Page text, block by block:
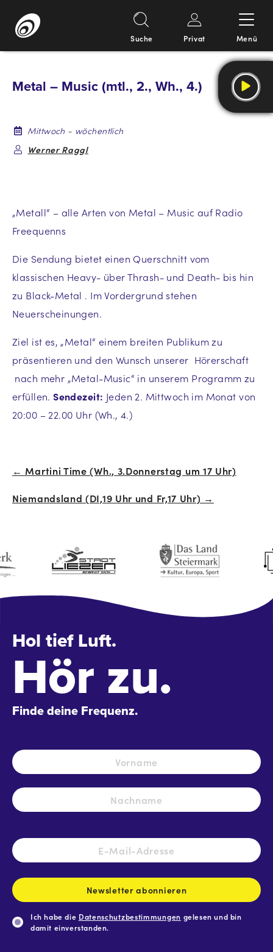
Inhalt
Suche Privat Menü
Metal – Music (mtl., 2., Wh., 4.)
Mittwoch - wöchentlich
Werner Raggl
„Metall“ – alle Arten von Metal – Music auf Radio
Freequenns
Die Sendung bietet einen Querschnitt vom
klassischen Heavy- über Thrash- und Death- bis hin
zu Black-Metal . Im Vordergrund stehen
Neuerscheinungen.
Ziel ist es, „Metal“ einem breiten Publikum zu
präsentieren und den Wunsch unserer Hörerschaft
nach mehr „Metal-Music“ in unserem Programm zu
erfüllen.Sendezeit: Jeden 2. Mittwoch im Monat von
20:00 – 22.00 Uhr (Wh., 4.)
Beitrags-
Navigation
← Martini Time (Wh., 3.Donnerstag um 17 Uhr)
Niemandsland (DI,19 Uhr und Fr,17 Uhr) →
Hol tief Luft.
Hör zu.
Finde deine Frequenz.
Name *
E-
Mail-
Newsletter abonnieren
Ich habe die Datenschutzbestimmungen gelesen und bin
damit einverstanden.